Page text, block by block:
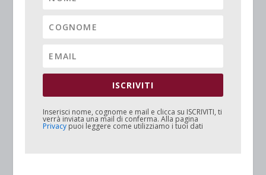
ISCRIVITI
Inserisci nome, cognome e mail e clicca su ISCRIVITI, ti
verrà inviata una mail di conferma. Alla pagina
Privacy puoi leggere come utilizziamo i tuoi dati